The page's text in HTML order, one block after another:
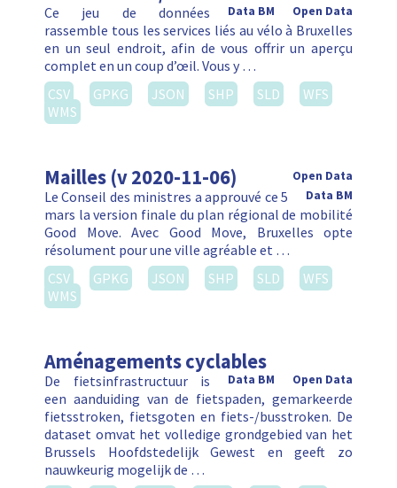
Open Data
Data BM
Ce jeu de données
rassemble tous les services liés au vélo à Bruxelles
en un seul endroit, afin de vous offrir un aperçu
complet en un coup d’œil. Vous y …
CSV
GPKG JSON SHP SLD
WFS
WMS
Mailles (v 2020-11-06)
Open Data
Data BM
Le Conseil des ministres a approuvé ce 5
mars la version finale du plan régional de mobilité
Good Move. Avec Good Move, Bruxelles opte
résolument pour une ville agréable et …
CSV
GPKG JSON SHP SLD
WFS
WMS
Aménagements cyclables
Open Data
Data BM
De fietsinfrastructuur is
een aanduiding van de fietspaden, gemarkeerde
fietsstroken, fietsgoten en fiets-/busstroken. De
dataset omvat het volledige grondgebied van het
Brussels Hoofdstedelijk Gewest en geeft zo
nauwkeurig mogelijk de …